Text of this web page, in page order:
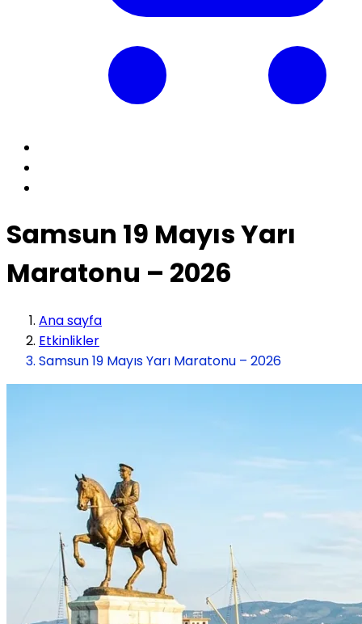
Samsun 19 Mayıs Yarı
Maratonu – 2026
Ana sayfa
Etkinlikler
Samsun 19 Mayıs Yarı Maratonu – 2026